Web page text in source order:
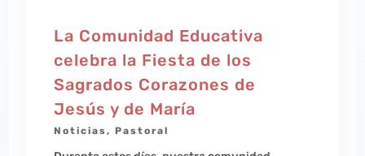
La Comunidad Educativa
celebra la Fiesta de los
Sagrados Corazones de
Jesús y de María
Noticias,Pastoral